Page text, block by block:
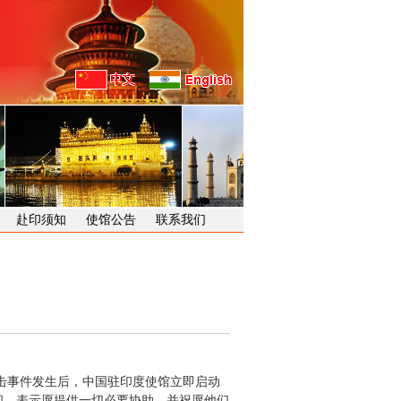
赴印须知 使馆公告 联系我们
件发生后，中国驻印度使馆立即启动